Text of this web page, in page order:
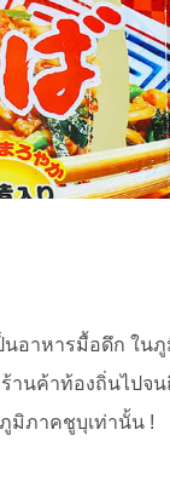
อาหารมื้อดึก ใน
นค้าท้องถิ่นไปจ
มิภาคชูบุเท่านั้น !